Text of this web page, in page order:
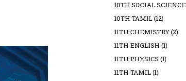
10TH SOCIAL SCIENCE
10TH TAMIL(12)
11TH CHEMISTRY(2)
11TH ENGLISH (1)
11TH PHYSICS (1)
11TH TAMIL(1)